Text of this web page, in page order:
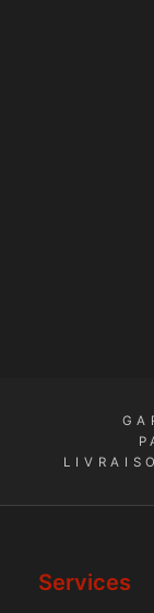
Services